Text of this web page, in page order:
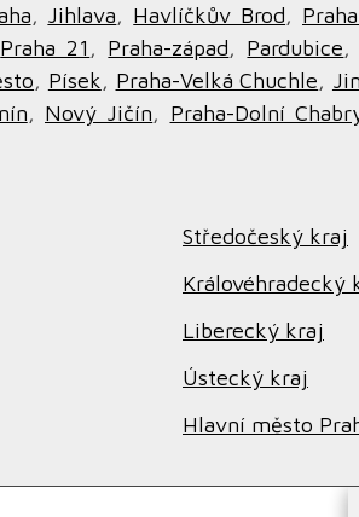
, Jihlava, Havlíčkův Brod,
Praha 21 , Praha-západ, Pardubice,
, Písek, Praha-Velká Chuchle,
, Nový Jičín, Praha-Dolní
Středočeský kraj
Královéhradecký
Liberecký kraj
Ústecký kraj
Hlavní město